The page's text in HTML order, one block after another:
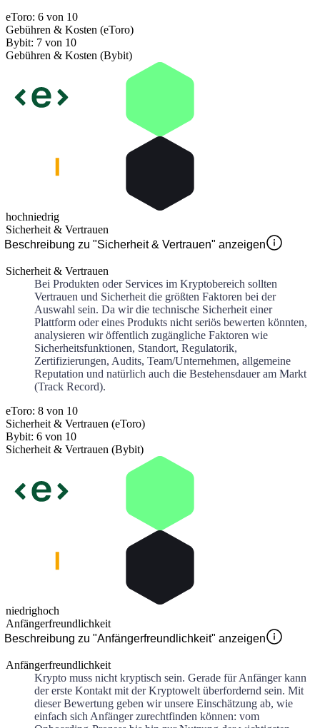
eToro: 6 von 10
Gebühren & Kosten (eToro)
Bybit: 7 von 10
Gebühren & Kosten (Bybit)
hochniedrig
Sicherheit & Vertrauen
Beschreibung zu "Sicherheit & Vertrauen" anzeigen
Sicherheit & Vertrauen
Bei Produkten oder Services im Kryptobereich sollten
Vertrauen und Sicherheit die größten Faktoren bei der
Auswahl sein. Da wir die technische Sicherheit einer
Plattform oder eines Produkts nicht seriös bewerten könnten,
analysieren wir öffentlich zugängliche Faktoren wie
Sicherheitsfunktionen, Standort, Regulatorik,
Zertifizierungen, Audits, Team/Unternehmen, allgemeine
Reputation und natürlich auch die Bestehensdauer am Markt
(Track Record).
eToro: 8 von 10
Sicherheit & Vertrauen (eToro)
Bybit: 6 von 10
Sicherheit & Vertrauen (Bybit)
niedrighoch
Anfängerfreundlichkeit
Beschreibung zu "Anfängerfreundlichkeit" anzeigen
Anfängerfreundlichkeit
Krypto muss nicht kryptisch sein. Gerade für Anfänger kann
der erste Kontakt mit der Kryptowelt überfordernd sein. Mit
dieser Bewertung geben wir unsere Einschätzung ab, wie
einfach sich Anfänger zurechtfinden können: vom